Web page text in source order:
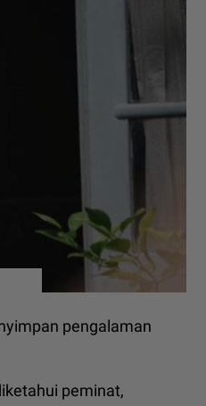
pengalaman
peminat,